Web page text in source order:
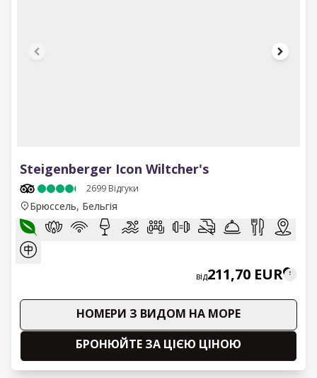
Steigenberger Icon Wiltcher's
2699 Відгуки
Брюссель, Бельгія
від211,70 EUR
НОМЕРИ З ВИДОМ НА МОРЕ
БРОНЮЙТЕ ЗА ЦІЄЮ ЦІНОЮ